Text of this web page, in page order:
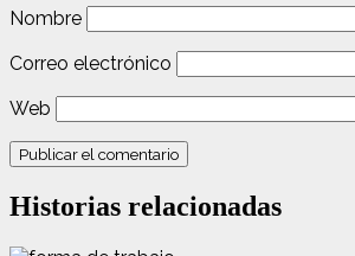
Nombre
Correo electrónico
Web
Historias relacionadas